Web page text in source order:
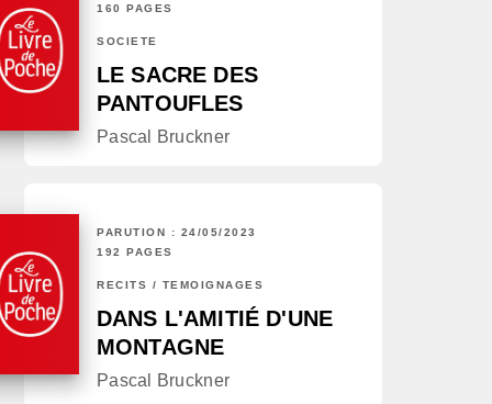
160 PAGES
SOCIÉTÉ
LE SACRE DES
PANTOUFLES
Pascal Bruckner
PARUTION : 24/05/2023
192 PAGES
RÉCITS / TÉMOIGNAGES
DANS L'AMITIÉ D'UNE
MONTAGNE
Pascal Bruckner